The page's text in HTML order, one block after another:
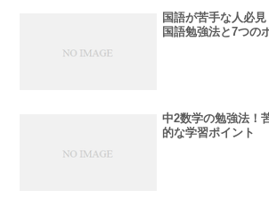
国語が苦手な人必
国語勉強法と7つの
中2数学の勉強法！
的な学習ポイント